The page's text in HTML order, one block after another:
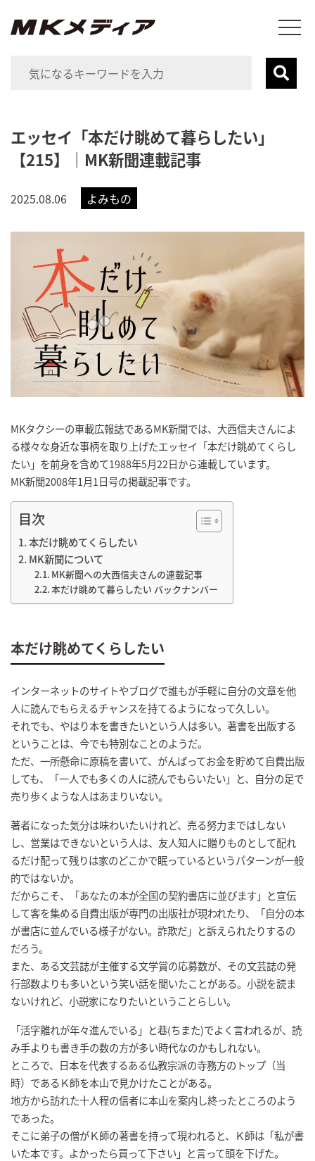
エッセイ「本だけ眺めて暮らしたい」
【215】｜MK新聞連載記事
2025.08.06 よみもの
MKタクシーの車載広報誌であるMK新聞では、大西信夫さんによ
る様々な身近な事柄を取り上げたエッセイ「本だけ眺めてくらし
たい」を前身を含めて1988年5月22日から連載しています。
MK新聞2008年1月1日号の掲載記事です。
目次
本だけ眺めてくらしたい
MK新聞について
MK新聞への大西信夫さんの連載記事
本だけ眺めて暮らしたい バックナンバー
本だけ眺めてくらしたい
インターネットのサイトやブログで誰もが手軽に自分の文章を他
人に読んでもらえるチャンスを持てるようになって久しい。
それでも、やはり本を書きたいという人は多い。著書を出版する
ということは、今でも特別なことのようだ。
ただ、一所懸命に原稿を書いて、がんばってお金を貯めて自費出版
しても、「一人でも多くの人に読んでもらいたい」と、自分の足で
売り歩くような人はあまりいない。
著者になった気分は味わいたいけれど、売る努力まではしない
し、営業はできないという人は、友人知人に贈りものとして配れ
るだけ配って残りは家のどこかで眠っているというパターンが一般
的ではないか。
だからこそ、「あなたの本が全国の契約書店に並びます」と宣伝
して客を集める自費出版が専門の出版社が現われたり、「自分の本
が書店に並んでいる様子がない。詐欺だ」と訴えられたりするの
だろう。
また、ある文芸誌が主催する文学賞の応募数が、その文芸誌の発
行部数よりも多いという笑い話を聞いたことがある。小説を読ま
ないけれど、小説家になりたいということらしい。
「活字離れが年々進んでいる」と巷(ちまた)でよく言われるが、読
み手よりも書き手の数の方が多い時代なのかもしれない。
ところで、日本を代表するある仏教宗派の寺務方のトップ（当
時）であるＫ師を本山で見かけたことがある。
地方から訪れた十人程の信者に本山を案内し終ったところのよう
であった。
そこに弟子の僧がＫ師の著書を持って現われると、Ｋ師は「私が書
いた本です。よかったら買って下さい」と言って頭を下げた。